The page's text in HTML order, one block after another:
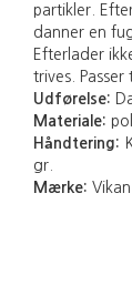
partikler.
danner en
Efterlader
trives.
Udførelse:
Materiale:
Håndtering:
gr.
Mærke: